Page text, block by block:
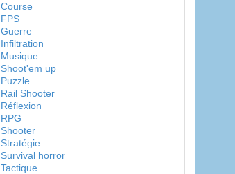
Course
FPS
Guerre
Infiltration
Musique
Shoot'em up
Puzzle
Rail Shooter
Réflexion
RPG
Shooter
Stratégie
Survival horror
Tactique